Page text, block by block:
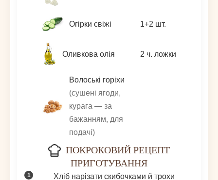
Огірки свіжі 1+2 шт.
Оливкова олія 2 ч. ложки
Волоські горіхи
(сушені ягоди,
курага — за
бажанням, для
подачі)
ПОКРОКОВИЙ РЕЦЕПТ
ПРИГОТУВАННЯ
Хліб нарізати скибочками й трохи